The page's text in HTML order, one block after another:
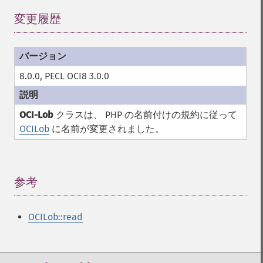
変更履歴
8.0.0, PECL OCI8 3.0.0
OCI-Lob クラスは、 PHP の名前付けの規約に従って
OCILob に名前が変更されました。
参考
OCILob::read